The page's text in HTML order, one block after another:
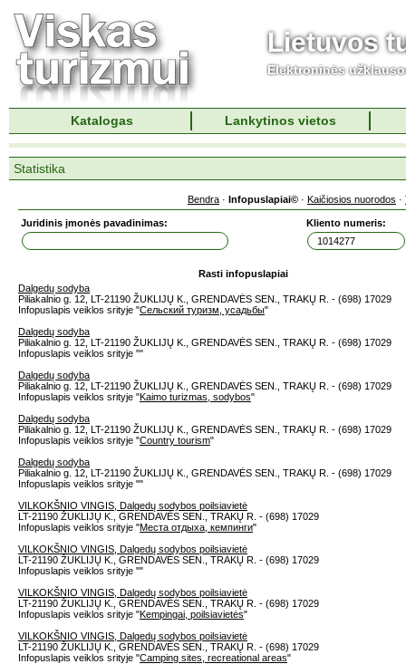
Lietuvos
Elektroninės
Katalogas Lankytinos vietos
Statistika
Bendra · Infopuslapiai© · Kaičiosios nuorodos ·
Juridinis įmonės pavadinimas: Kliento numeris:
Rasti infopuslapiai
Dalgedų sodyba
Piliakalnio g. 12, LT-21190 ŽUKLIJŲ K., GRENDAVĖS SEN., TRAKŲ R. - (698) 17029
Infopuslapis veiklos srityje "Сельский туризм, усадьбы"
Dalgedų sodyba
Piliakalnio g. 12, LT-21190 ŽUKLIJŲ K., GRENDAVĖS SEN., TRAKŲ R. - (698) 17029
Infopuslapis veiklos srityje ""
Dalgedų sodyba
Piliakalnio g. 12, LT-21190 ŽUKLIJŲ K., GRENDAVĖS SEN., TRAKŲ R. - (698) 17029
Infopuslapis veiklos srityje "Kaimo turizmas, sodybos"
Dalgedų sodyba
Piliakalnio g. 12, LT-21190 ŽUKLIJŲ K., GRENDAVĖS SEN., TRAKŲ R. - (698) 17029
Infopuslapis veiklos srityje "Country tourism"
Dalgedų sodyba
Piliakalnio g. 12, LT-21190 ŽUKLIJŲ K., GRENDAVĖS SEN., TRAKŲ R. - (698) 17029
Infopuslapis veiklos srityje ""
VILKOKŠNIO VINGIS, Dalgedų sodybos poilsiavietė
LT-21190 ŽUKLIJŲ K., GRENDAVĖS SEN., TRAKŲ R. - (698) 17029
Infopuslapis veiklos srityje "Места отдыха, кемпинги"
VILKOKŠNIO VINGIS, Dalgedų sodybos poilsiavietė
LT-21190 ŽUKLIJŲ K., GRENDAVĖS SEN., TRAKŲ R. - (698) 17029
Infopuslapis veiklos srityje ""
VILKOKŠNIO VINGIS, Dalgedų sodybos poilsiavietė
LT-21190 ŽUKLIJŲ K., GRENDAVĖS SEN., TRAKŲ R. - (698) 17029
Infopuslapis veiklos srityje "Kempingai, poilsiavietės"
VILKOKŠNIO VINGIS, Dalgedų sodybos poilsiavietė
LT-21190 ŽUKLIJŲ K., GRENDAVĖS SEN., TRAKŲ R. - (698) 17029
Infopuslapis veiklos srityje "Camping sites, recreational areas"